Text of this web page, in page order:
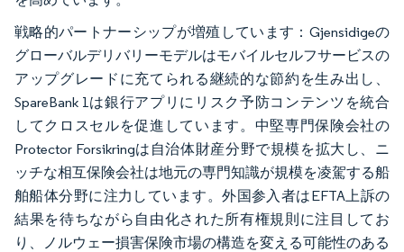
戦略的パートナーシップが増殖しています：Gjensidigeの
グローバルデリバリーモデルはモバイルセルフサービスの
アップグレードに充てられる継続的な節約を生み出し、
SpareBank 1は銀行アプリにリスク予防コンテンツを統合
してクロスセルを促進しています。中堅専門保険会社の
Protector Forsikringは自治体財産分野で規模を拡大し、ニ
ッチな相互保険会社は地元の専門知識が規模を凌駕する船
舶船体分野に注力しています。外国参入者はEFTA上訴の
結果を待ちながら自由化された所有権規則に注目してお
り、ノルウェー損害保険市場の構造を変える可能性のある